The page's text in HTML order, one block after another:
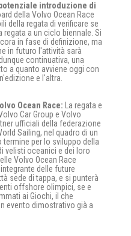
introduzione di
della Volvo Ocean Race
della regata di verificare se
a un ciclo biennale. Si
in fase di definizione, ma
in futuro l'attività sarà
continuativa, una
a quanto avviene oggi con
e l'altra.
Ocean Race: La regata e
Car Group e Volvo
ufficiali della federazione
Sailing, nel quadro di un
per lo sviluppo della
velisti oceanici e dei loro
Volvo Ocean Race
delle future
sede di tappa, e si punterà
offshore olimpici, se e
ai Giochi, il che
evento dimostrativo già a